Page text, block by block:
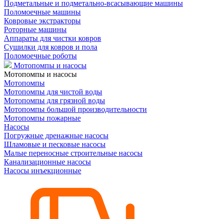
Подметальные и подметально-всасывающие машины
Поломоечные машины
Ковровые экстракторы
Роторные машины
Аппараты для чистки ковров
Сушилки для ковров и пола
Поломоечные роботы
Мотопомпы и насосы
Мотопомпы и насосы
Мотопомпы
Мотопомпы для чистой воды
Мотопомпы для грязной воды
Мотопомпы большой производительности
Мотопомпы пожарные
Насосы
Погружные дренажные насосы
Шламовые и песковые насосы
Малые переносные строительные насосы
Канализационные насосы
Насосы инъекционные